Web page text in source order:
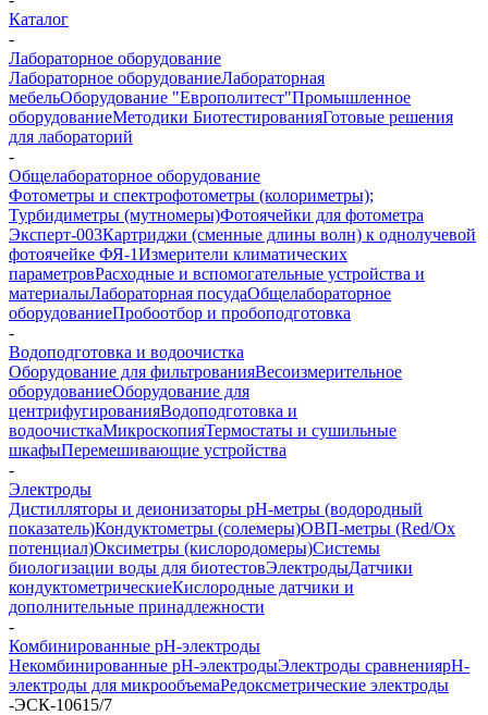
Каталог
-
Лабораторное оборудование
Лабораторное оборудованиеЛабораторная
мебельОборудование "Европолитест"Промышленное
оборудованиеМетодики БиотестированияГотовые решения
для лабораторий
-
Общелабораторное оборудование
Фотометры и спектрофотометры (колориметры);
Турбидиметры (мутномеры)Фотоячейки для фотометра
Эксперт-003Картриджи (сменные длины волн) к однолучевой
фотоячейке ФЯ-1Измерители климатических
параметровРасходные и вспомогательные устройства и
материалыЛабораторная посудаОбщелабораторное
оборудованиеПробоотбор и пробоподготовка
-
Водоподготовка и водоочистка
Оборудование для фильтрованияВесоизмерительное
оборудованиеОборудование для
центрифугированияВодоподготовка и
водоочисткаМикроскопияТермостаты и сушильные
шкафыПеремешивающие устройства
-
Электроды
Дистилляторы и деионизаторы pH-метры (водородный
показатель)Кондуктометры (солемеры)ОВП-метры (Red/Ox
потенциал)Оксиметры (кислородомеры)Системы
биологизации воды для биотестовЭлектродыДатчики
кондуктометрическиеКислородные датчики и
дополнительные принадлежности
-
Комбинированные рН-электроды
Некомбинированные рН-электродыЭлектроды сравнениярН-
электроды для микрообъемаРедоксметрические электроды
-ЭСК-10615/7